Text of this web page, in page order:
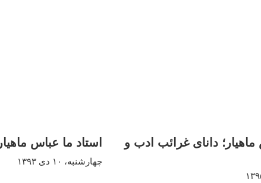
ماهیار؛ دانای غرائب ادب و
استاد ما عباس ماهیار
چهارشنبه، ۱۰ دی ۱۳۹۳